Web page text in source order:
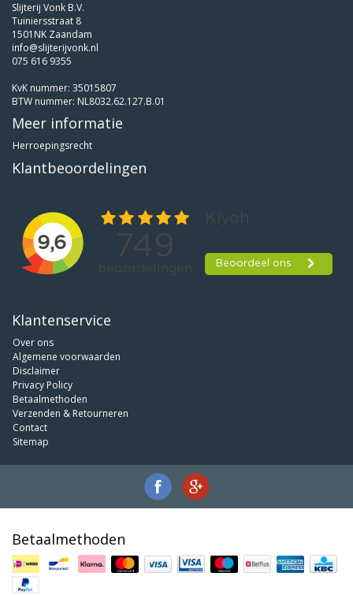
Slijterij Vonk B.V.
Tuiniersstraat 8
1501NK Zaandam
info@slijterijvonk.nl
075 616 9355
KvK nummer: 35015807
BTW nummer: NL8032.62.127.B.01
Meer informatie
Herroepingsrecht
Klantbeoordelingen
Klantenservice
Over ons
Algemene voorwaarden
Disclaimer
Privacy Policy
Betaalmethoden
Verzenden & Retourneren
Contact
Sitemap
Betaalmethoden